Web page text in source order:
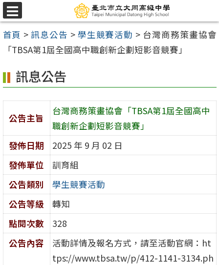
跳
至
主
容
區
選
單
首頁 >訊息公告 > 學生競賽活動 > 台灣商務策畫協會
「TBSA第1屆全國高中職創新企劃短影音競賽」
訊息公告
公告主旨
台灣商務策畫協會「TBSA第1屆全國高中
職創新企劃短影音競賽」
發佈日期
2025 年 9 月 02 日
發佈單位
訓育組
公告類別
學生競賽活動
公告等級
轉知
點閱次數
328
公告內容
活動詳情及報名方式，請至活動官網：ht
tps://www.tbsa.tw/p/412-1141-3134.ph